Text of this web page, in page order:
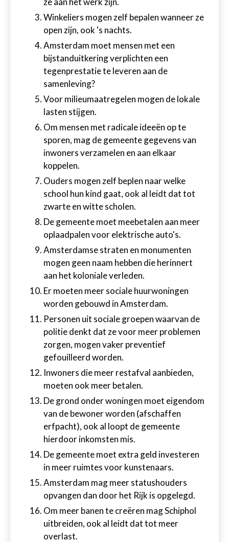
Winkeliers mogen zelf bepalen wanneer ze
open zijn, ook 's nachts.
Amsterdam moet mensen met een
bijstanduitkering verplichten een
tegenprestatie te leveren aan de
samenleving?
Voor milieumaatregelen mogen de lokale
lasten stijgen.
Om mensen met radicale ideeën op te
sporen, mag de gemeente gegevens van
inwoners verzamelen en aan elkaar
koppelen.
Ouders mogen zelf beplen naar welke
school hun kind gaat, ook al leidt dat tot
zwarte en witte scholen.
De gemeente moet meebetalen aan meer
oplaadpalen voor elektrische auto's.
Amsterdamse straten en monumenten
mogen geen naam hebben die herinnert
aan het koloniale verleden.
Er moeten meer sociale huurwoningen
worden gebouwd in Amsterdam.
Personen uit sociale groepen waarvan de
politie denkt dat ze voor meer problemen
zorgen, mogen vaker preventief
gefouilleerd worden.
Inwoners die meer restafval aanbieden,
moeten ook meer betalen.
De grond onder woningen moet eigendom
van de bewoner worden (afschaffen
erfpacht), ook al loopt de gemeente
hierdoor inkomsten mis.
De gemeente moet extra geld investeren
in meer ruimtes voor kunstenaars.
Amsterdam mag meer statushouders
opvangen dan door het Rijk is opgelegd.
Om meer banen te creëren mag Schiphol
uitbreiden, ook al leidt dat tot meer
overlast.